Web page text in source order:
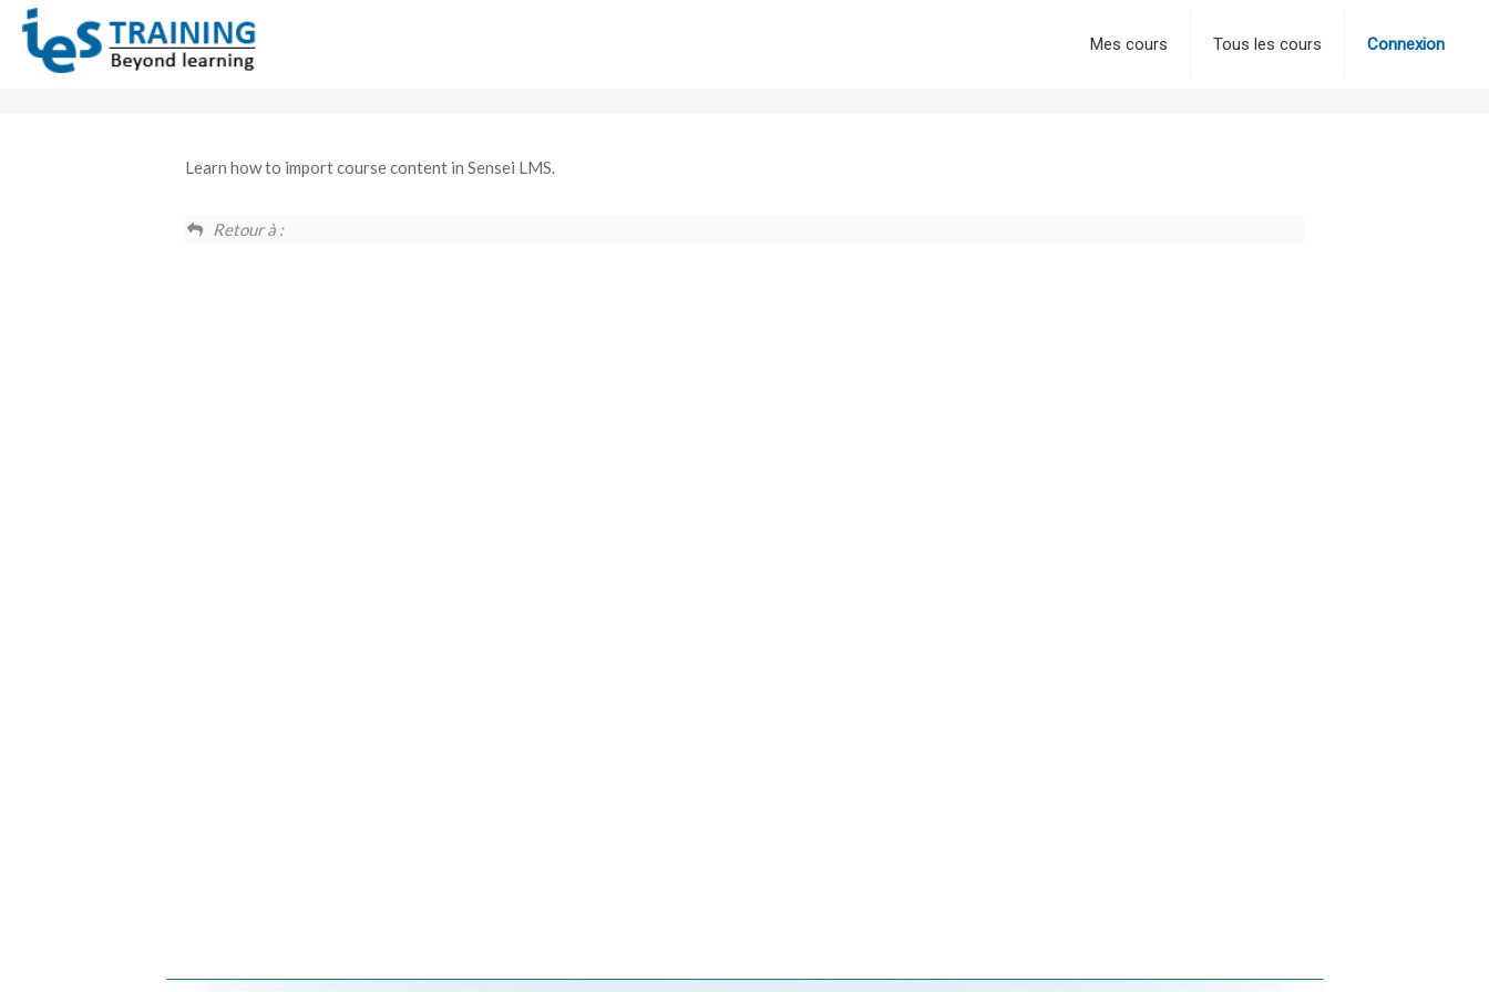
Mes cours Tous les cours Connexion
Learn how to import course content in Sensei LMS.
Retour à :